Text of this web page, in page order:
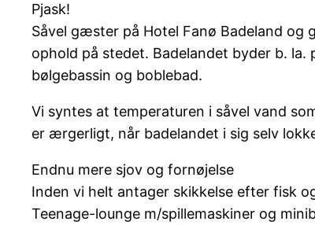
Pjask!
Såvel gæster på Hotel Fanø Badeland
ophold på stedet. Badelandet byder b.
bølgebassin og boblebad.
Vi syntes at temperaturen i såvel vand
er ærgerligt, når badelandet i sig selv
Endnu mere sjov og fornøjelse
Inden vi helt antager skikkelse efter fisk
Teenage-lounge m/spillemaskiner og